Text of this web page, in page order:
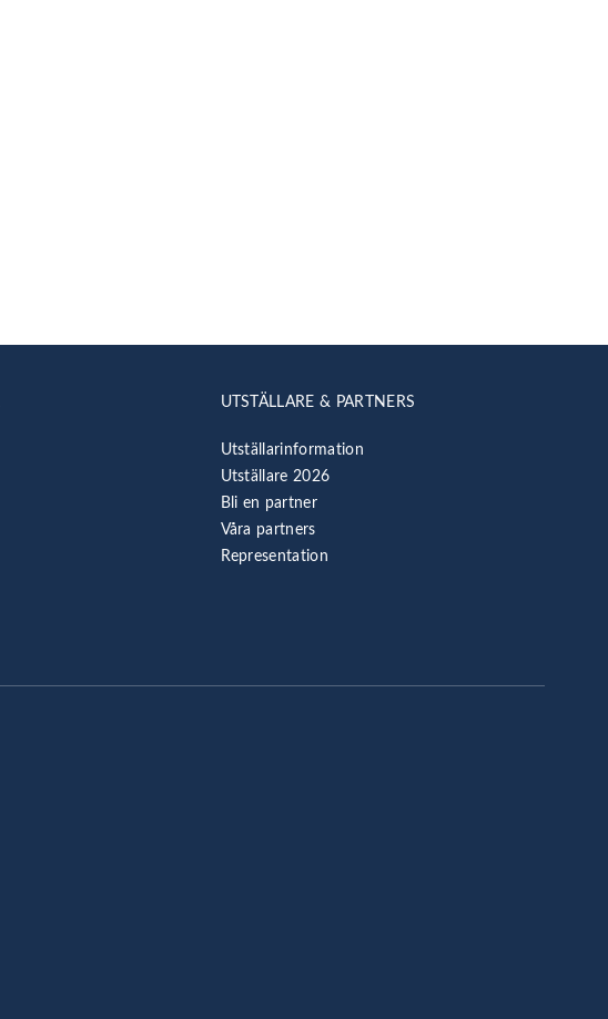
UTSTÄLLARE & PARTNERS
Utställarinformation
Utställare 2026
Bli en partner
Våra partners
Representation